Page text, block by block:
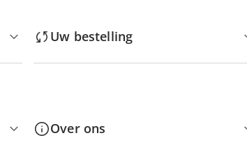
Uw bestelling
Over ons